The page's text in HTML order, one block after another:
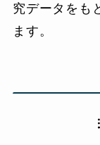
究データをも
ます。